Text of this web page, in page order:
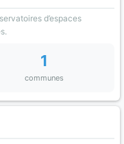
d’espaces
1
communes